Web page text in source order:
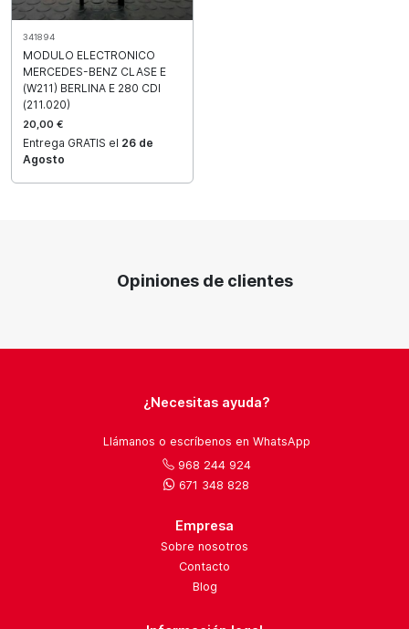
341894
MODULO ELECTRONICO
MERCEDES-BENZ CLASE E
(W211) BERLINA E 280 CDI
(211.020)
20,00 €
Entrega GRATIS el 26 de
Agosto
Opiniones de clientes
¿Necesitas ayuda?
Llámanos o escríbenos en WhatsApp
968 244 924
671 348 828
Empresa
Sobre nosotros
Contacto
Blog